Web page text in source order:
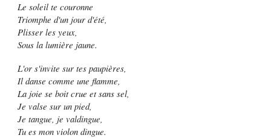
Le soleil te couronne
Triomphe d'un jour d'été,
Plisser les yeux,
Sous la lumière jaune.
L'or s'invite sur tes paupières,
Il danse comme une flamme,
La joie se boit crue et sans sel,
Je valse sur un pied,
Je tangue, je valdingue,
Tu es mon violon dingue.